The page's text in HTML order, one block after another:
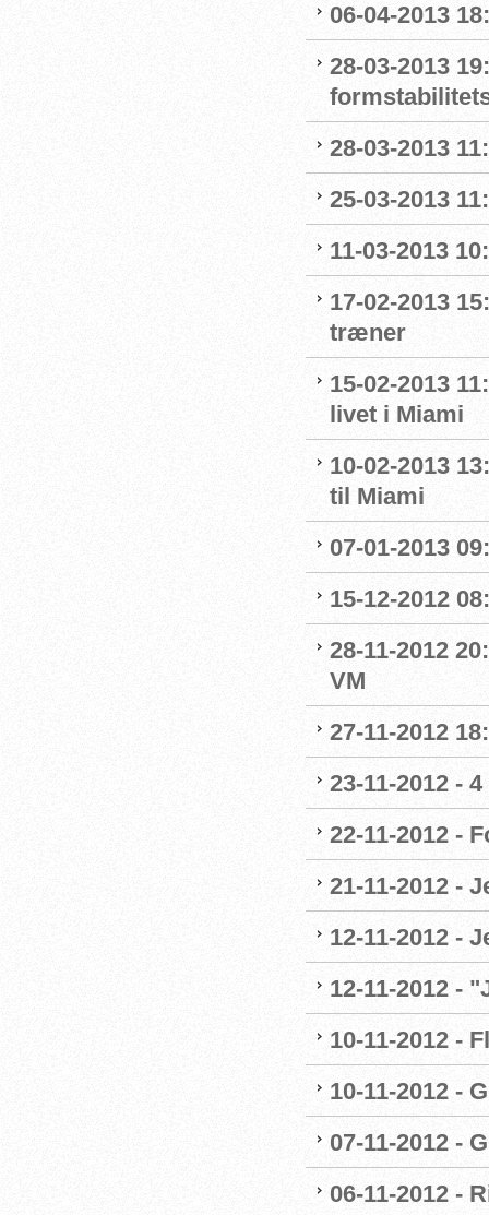
06-04-2013
28-03-2013
28-03-2013
25-03-2013
11-03-2013
17-02-2013
træner
15-02-2013
livet i Miami
10-02-2013
til Miami
07-01-2013
15-12-2012
28-11-2012
VM
27-11-2012
23-11-2012 -
22-11-2012 -
21-11-2012 -
12-11-2012 -
12-11-2012 -
10-11-2012 -
10-11-2012 -
07-11-2012 -
06-11-2012 -